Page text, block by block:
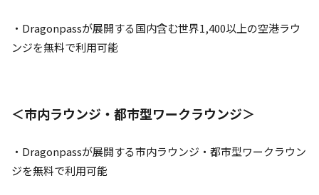
・Dragonpassが展開する国内含む世界1,400以上の空港ラウ
ンジを無料で利用可能
＜市内ラウンジ・都市型ワークラウンジ＞
・Dragonpassが展開する市内ラウンジ・都市型ワークラウン
ジを無料で利用可能